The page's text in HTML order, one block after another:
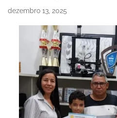
dezembro 13, 2025